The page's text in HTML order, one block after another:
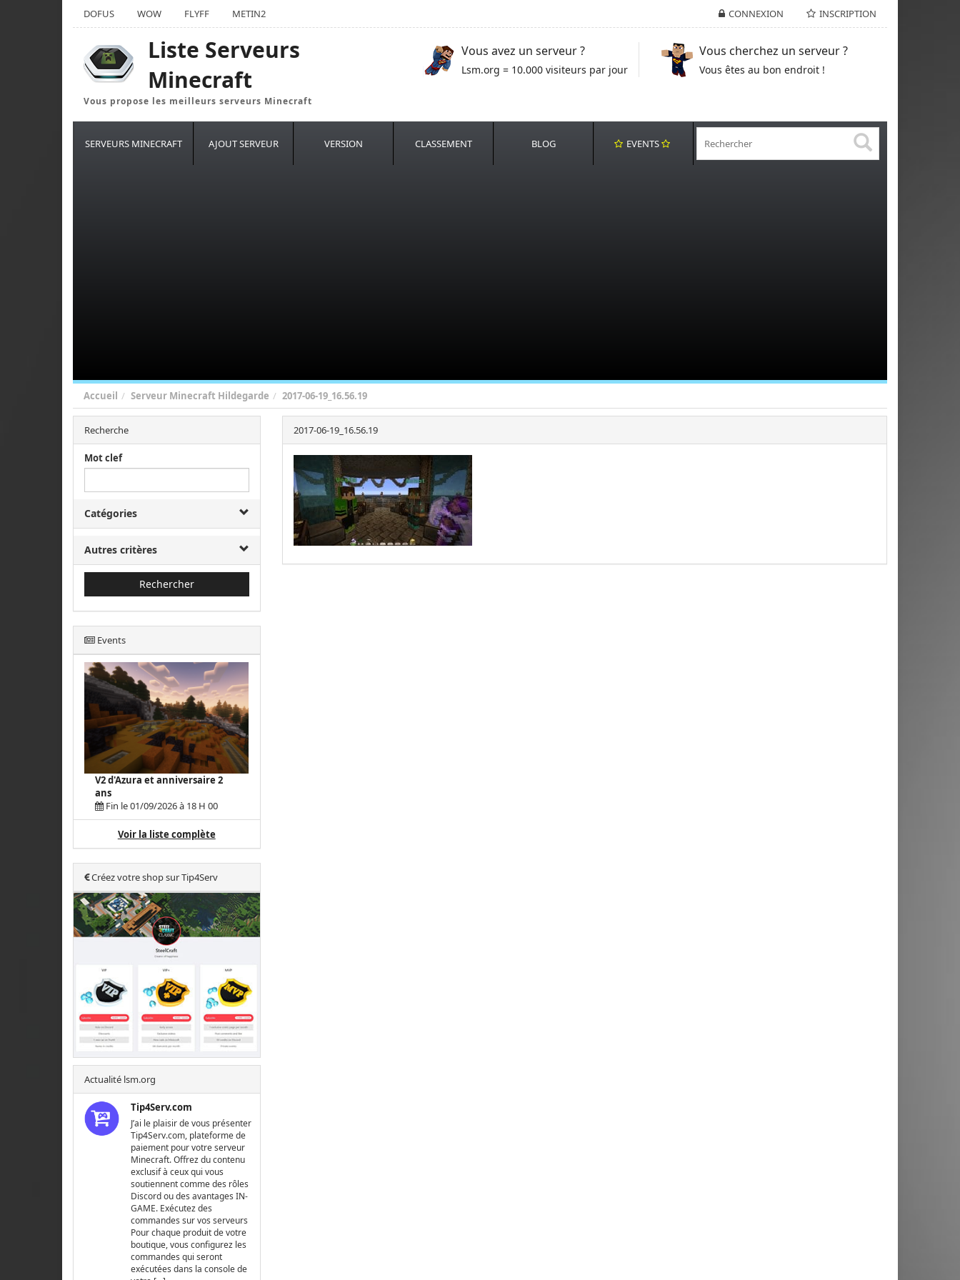
CONNEXION INSCRIPTION
DOFUS WOW FLYFF METIN2
Liste Serveurs
Minecraft
Vous propose les meilleurs serveurs Minecraft
Vous avez un serveur ?
Lsm.org = 10.000 visiteurs par jour
Vous cherchez un serveur ?
Vous êtes au bon endroit !
SERVEURS MINECRAFT AJOUT SERVEUR VERSION CLASSEMENT BLOG EVENTS
Accueil Serveur Minecraft Hildegarde 2017-06-19_16.56.19
Recherche
Mot clef
Catégories
Autres critères
Rechercher
Events
V2 d'Azura et anniversaire 2
ans
Fin le 01/09/2026 à 18 H 00
Voir la liste complète
Créez votre shop sur Tip4Serv
Actualité lsm.org
Tip4Serv.com
J’ai le plaisir de vous présenter
Tip4Serv.com, plateforme de
paiement pour votre serveur
Minecraft. Offrez du contenu
exclusif à ceux qui vous
soutiennent comme des rôles
Discord ou des avantages IN-
GAME. Exécutez des
commandes sur vos serveurs
Pour chaque produit de votre
boutique, vous configurez les
commandes qui seront
exécutées dans la console de
2017-06-19_16.56.19